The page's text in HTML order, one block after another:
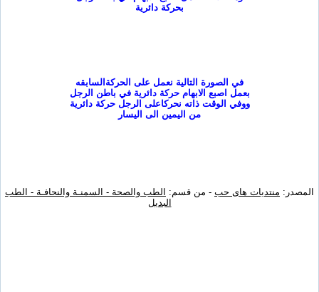
بحركة دائرية
في الصورة التالية نعمل على الحركة السابقه
بعمل اصبع الابهام حركة دائرية في باطن الرجل
ووفي الوقت ذاته نحركاعلى الرجل حركة دائرية
من اليمين الى اليسار
المصدر: منتديات هاى حب - من قسم: الطب والصحة - السمنـة والنحافـة - الطب
البديل